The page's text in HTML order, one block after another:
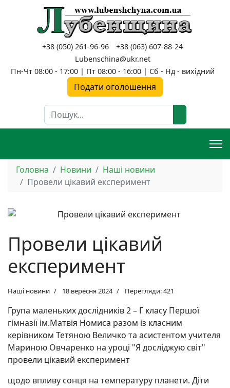
+38 (050) 261-96-96
+38 (063) 607-88-24
Lubenschina@ukr.net
Пн-Чт 08:00 - 17:00 | Пт 08:00 - 16:00 | Сб - Нд - вихідний
Подати оголошення
Пошук
Головна Новини
Наші новини
Провели цікавий експеримент
Провели цікавий
експеримент
Наші новини 18 вересня 2024 Перегляди: 421
Група маленьких дослідників 2 – Г класу Першої
гімназії ім.Матвія Номиса разом із класним
керівником Тетяною Величко та асистентом учителя
Мариною Овчаренко на уроці "Я досліджую світ"
провели цікавий експеримент
щодо впливу сонця на температуру планети. Діти